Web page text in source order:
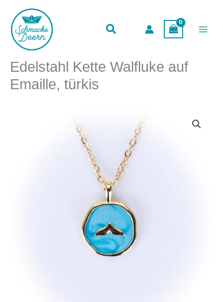
Inhalt
springen
Edelstahl Kette Walfluke auf
Emaille, türkis
auf
Emaille,
türkis